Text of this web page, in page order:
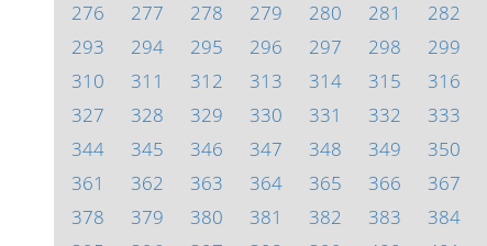
276
277 278 279 280 281 282
293
294 295 296 297 298 299
310
311 312 313 314 315 316
327
328 329 330 331 332 333
344
345 346 347 348 349 350
361
362 363 364 365 366 367
378
379 380 381 382 383 384